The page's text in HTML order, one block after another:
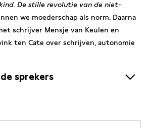
De stille revolutie van de niet-
we moederschap als norm. Daarna
schrijver Mensje van Keulen en
ten Cate over schrijven, autonomie
sprekers
online?’ inVolkskrant Magazine(2021)